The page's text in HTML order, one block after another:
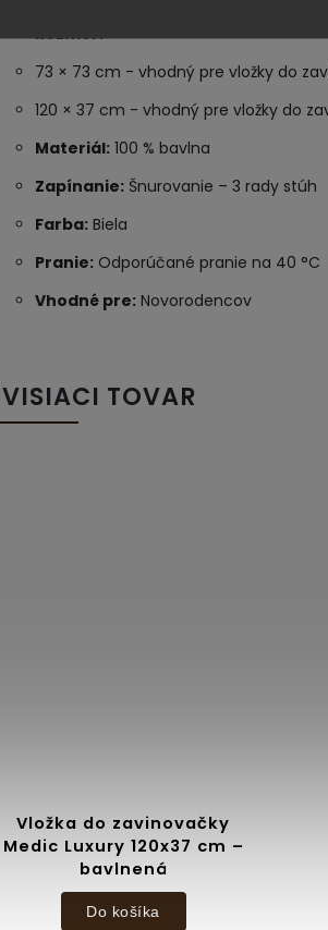
Rozmer:
73 × 73 cm - vhodný pre vložky do
120 × 37 cm - vhodný pre vložky do
Materiál: 100 % bavlna
Zapínanie: Šnurovanie – 3 rady stúh
Farba: Biela
Pranie: Odporúčané pranie na 40 °C
Vhodné pre: Novorodencov
TOVAR
Vložka do zavinovačky
Medic Luxury 120x37 cm –
bavlnená
Do košíka